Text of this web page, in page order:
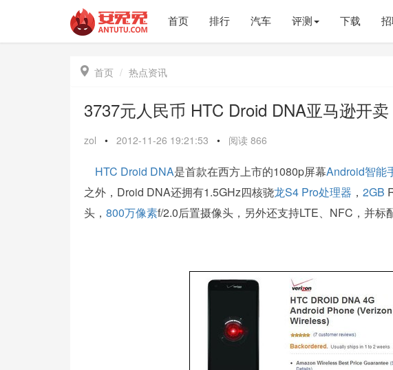
首页 排行 汽车 评测 下载
 首页 热点资讯
3737元人民币 HTC Droid DNA亚马逊开卖
zol • 2012-11-26 19:21:53 • 阅读 866
HTC Droid DNA是首款在西方上市的1080p屏幕Android智能
之外，Droid DNA还拥有1.5GHz四核骁龙S4 Pro处理器 ， 2GB
头， 800万像素f/2.0后置摄像头，另外还支持LTE、NFC，并标